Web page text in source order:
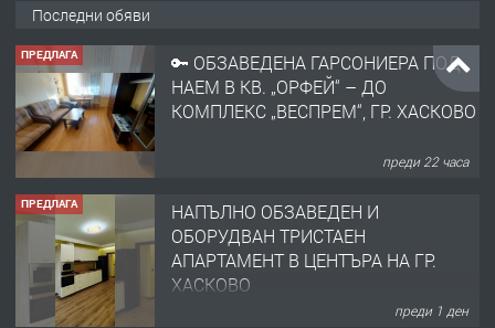
Последни обяви
ПРЕДЛАГА
🔑 ОБЗАВЕДЕНА ГАРСОНИЕРА ПОД
НАЕМ В КВ. „ОРФЕЙ“ – ДО
КОМПЛЕКС „ВЕСПРЕМ“, ГР. ХАСКОВО
преди 22 часа
ПРЕДЛАГА
НАПЪЛНО ОБЗАВЕДЕН И
ОБОРУДВАН ТРИСТАЕН
АПАРТАМЕНТ В ЦЕНТЪРА НА ГР.
ХАСКОВО
преди 1 ден